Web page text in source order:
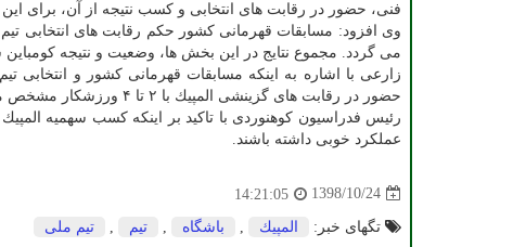
فنی، حضور در رقابت های انتخابی و كسب نتیجه از آن، برای
وی افزود: مسابقات قهرمانی كشور حكم رقابت های انتخابی
می گردد. مجموع نتایج در این بخش ها، وضعیت و نتیجه
زارعی با اشاره به اینكه مسابقات قهرمانی كشور و
حضور در رقابت های گزینشی المپیك با ۲ تا ۴ ورزشكار مشخص می شود.
رئیس فدراسیون كوهنوردی با تاكید بر اینكه كسب سهمیه
عملكرد خوبی داشته باشند.
1398/10/24
14:21:05
تگهای خبر: المپیك باشگاه تیم تیم ملی